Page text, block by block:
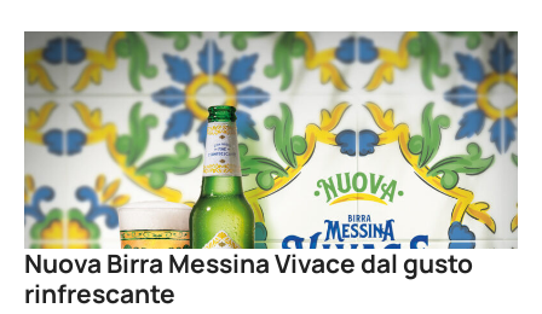
Nuova Birra Messina Vivace dal gusto
rinfrescante